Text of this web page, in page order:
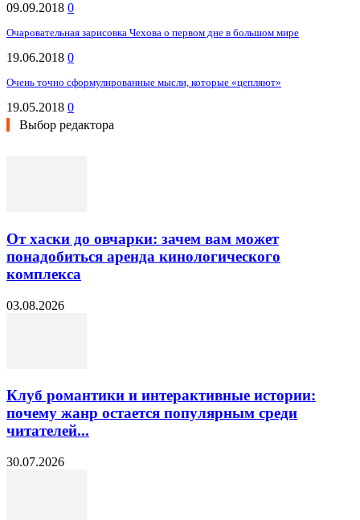
09.09.2018 0
Очаровательная зарисовка Чехова о первом дне в большом мире
19.06.2018 0
Очень точно сформулированные мысли, которые «цепляют»
19.05.2018 0
Выбор редактора
От хаски до овчарки: зачем вам может
понадобиться аренда кинологического
комплекса
03.08.2026
Клуб романтики и интерактивные истории:
почему жанр остается популярным среди
читателей...
30.07.2026